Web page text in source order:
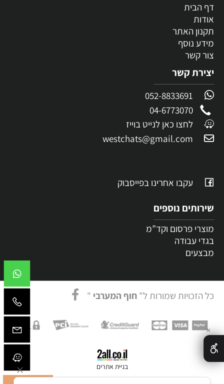
דף הבית
אודות
תקנון האתר
מידע נוסף
צור קשר
יצירת קשר
052-8833691
04-6773070
לחצו כאן לנייט בוייז
westchats@gmail.com
עקבו אחרינו בפייסבוק
שירותים נוספים
מוצרי פרסום וקד”מ
בגדי עבודה
מבצעים
כל הזכויות שמורות ל" חוף המערבי "
בניית אתרים
✕